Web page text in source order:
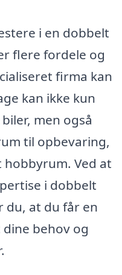
i en dobbelt
flere fordele og
firma kan
kan ikke kun
men også
til opbevaring,
Ved at
i dobbelt
du, at du får en
behov og